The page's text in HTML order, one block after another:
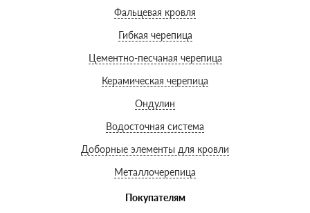
Фальцевая кровля
Гибкая черепица
Цементно-песчаная черепица
Керамическая черепица
Ондулин
Водосточная система
Доборные элементы для кровли
Металлочерепица
Покупателям